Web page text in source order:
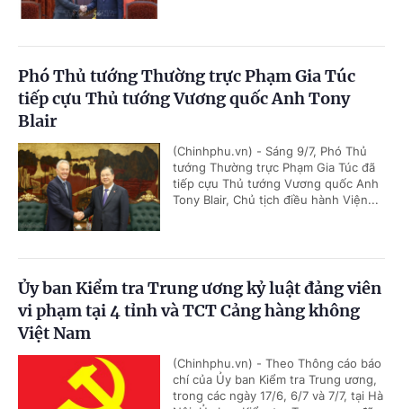
Phó Thủ tướng Thường trực Phạm Gia Túc
tiếp cựu Thủ tướng Vương quốc Anh Tony
Blair
(Chinhphu.vn) - Sáng 9/7, Phó Thủ
tướng Thường trực Phạm Gia Túc đã
tiếp cựu Thủ tướng Vương quốc Anh
Tony Blair, Chủ tịch điều hành Viện...
Ủy ban Kiểm tra Trung ương kỷ luật đảng viên
vi phạm tại 4 tỉnh và TCT Cảng hàng không
Việt Nam
(Chinhphu.vn) - Theo Thông cáo báo
chí của Ủy ban Kiểm tra Trung ương,
trong các ngày 17/6, 6/7 và 7/7, tại Hà